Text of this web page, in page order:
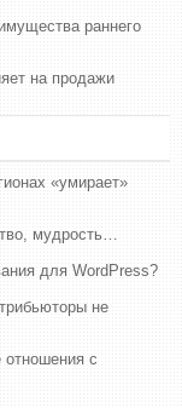
раннего
на продажи
«умирает»
мудрость…
для WordPress?
не
отношения с